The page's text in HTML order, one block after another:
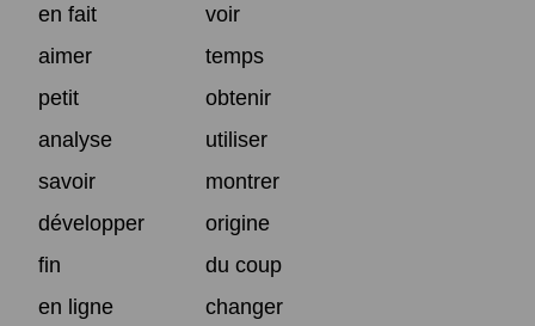
en fait
voir
aimer
temps
petit
obtenir
analyse
utiliser
savoir
montrer
développer
origine
fin
du coup
en ligne
changer